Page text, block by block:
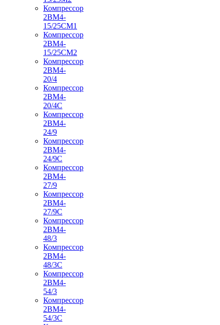
Компрессор
2ВМ4-
15/25СМ1
Компрессор
2ВМ4-
15/25СМ2
Компрессор
2ВМ4-
20/4
Компрессор
2ВМ4-
20/4С
Компрессор
2ВМ4-
24/9
Компрессор
2ВМ4-
24/9С
Компрессор
2ВМ4-
27/9
Компрессор
2ВМ4-
27/9С
Компрессор
2ВМ4-
48/3
Компрессор
2ВМ4-
48/3С
Компрессор
2ВМ4-
54/3
Компрессор
2ВМ4-
54/3С